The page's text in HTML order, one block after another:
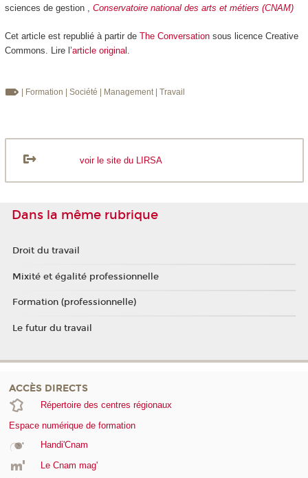
sciences de gestion , Conservatoire national des arts et métiers (CNAM)
Cet article est republié à partir de The Conversationsous licence Creative
Commons. Lire l’article original
| Formation | Société | Management | Travail
voir le site du LIRSA
Dans la même rubrique
Droit du travail
Mixité et égalité professionnelle
Formation (professionnelle)
Le futur du travail
ACCÈS DIRECTS
Répertoire des centres régionaux
Espace numérique de formation
Handi'Cnam
Le Cnam mag'